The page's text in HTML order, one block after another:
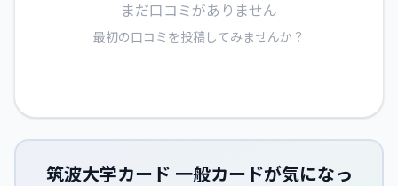
まだ口コミがありません
最初の口コミを投稿してみませんか？
筑波大学カード 一般カードが気になっ